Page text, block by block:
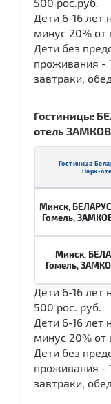
Дети 6-16 лет
минус 20% от
Дети без
проживания -
завтраки,
Гостиницы:
отель
Гостиница
Парк-
Минск,
Гомель,
Минск,
Гомель,
Дети 6-16 лет
500 рос. руб.
Дети 6-16 лет
минус 20% от
Дети без
проживания -
завтраки,